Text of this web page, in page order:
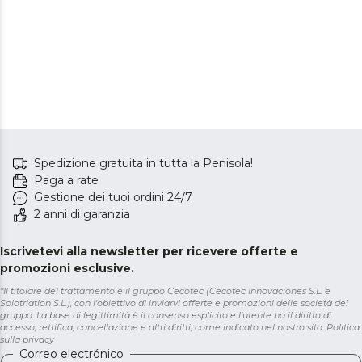
Spedizione gratuita in tutta la Penisola!
Paga a rate
Gestione dei tuoi ordini 24/7
2 anni di garanzia
Iscrivetevi alla newsletter per ricevere offerte e
promozioni esclusive.
*Il titolare del trattamento è il gruppo Cecotec (Cecotec Innovaciones S.L. e
Solotriatlon S.L.), con l'obiettivo di inviarvi offerte e promozioni delle società del
gruppo. La base di legittimità è il consenso esplicito e l'utente ha il diritto di
accesso, rettifica, cancellazione e altri diritti, come indicato nel nostro sito. Politica
sulla privacy
Correo electrónico